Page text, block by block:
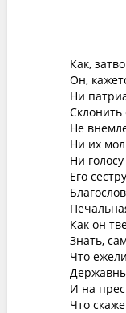
Но
Как,
Он,
Ни
Склонить
Не
Ни их
Ни
Его
Как он
Знать,
Что
И на
Что